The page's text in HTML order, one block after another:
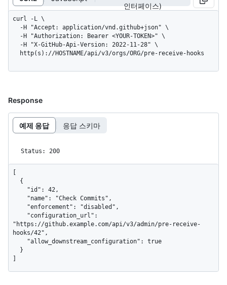
인터페이스)
curl -L \
  http(s)://HOSTNAME/api/v3/orgs/ORG/pre-receive-hooks
Response
예제 응답 응답 스키마
Status: 200
"https://github.example.com/api/v3/admin/pre-receive-
hooks/42",